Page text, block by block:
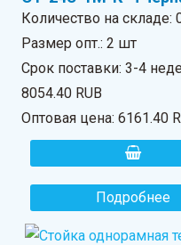
Количество на складе:
Размер опт.: 2 шт
Срок поставки: 3-4
8054.40 RUB
Оптовая цена:6161.40
Подробнее